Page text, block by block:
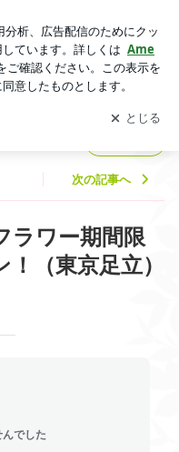
フィシャルフラワー協
通知
を受け取りまし
開く
次の記事へ
ラワー期間限
（東京足立）
でした